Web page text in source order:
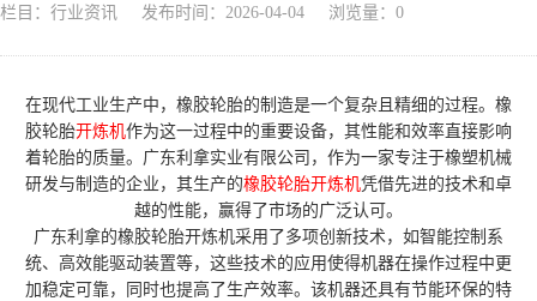
栏目：行业资讯 发布时间：2026-04-04 浏览量： 0
在现代工业生产中，橡胶轮胎的制造是一个复杂且精细的过程。橡
胶轮胎开炼机作为这一过程中的重要设备，其性能和效率直接影响
着轮胎的质量。广东利拿实业有限公司，作为一家专注于橡塑机械
研发与制造的企业，其生产的橡胶轮胎开炼机凭借先进的技术和卓
越的性能，赢得了市场的广泛认可。
广东利拿的橡胶轮胎开炼机采用了多项创新技术，如智能控制系
统、高效能驱动装置等，这些技术的应用使得机器在操作过程中更
加稳定可靠，同时也提高了生产效率。该机器还具有节能环保的特